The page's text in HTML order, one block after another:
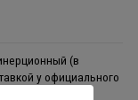
(в
у официального